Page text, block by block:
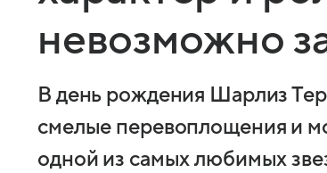
невозможно
В день рождения Шарлиз
смелые перевоплощения и
одной из самых любимых